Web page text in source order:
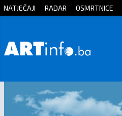
Početna
Sport
NATJEČAJI RADAR OSMRTNICE